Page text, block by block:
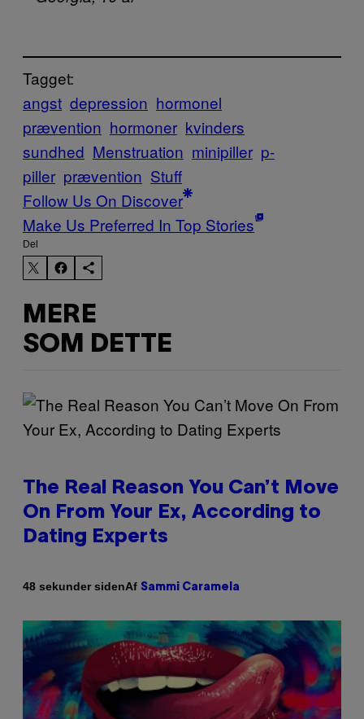
Tagget:
angst depression hormonel
prævention hormoner kvinders
sundhed Menstruation minipiller p-
piller prævention Stuff
Follow Us On Discover
Make Us Preferred In Top Stories
Del
MERE
SOM DETTE
The Real Reason You Can’t Move
On From Your Ex, According to
Dating Experts
48 sekunder sidenAf Sammi Caramela